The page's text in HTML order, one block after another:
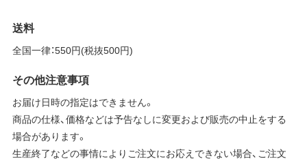
送料
全国一律：550円(税抜500円)
その他注意事項
お届け日時の指定はできません。
商品の仕様、価格などは予告なしに変更および販売の中止をする
場合があります。
生産終了などの事情によりご注文にお応えできない場合、ご注文